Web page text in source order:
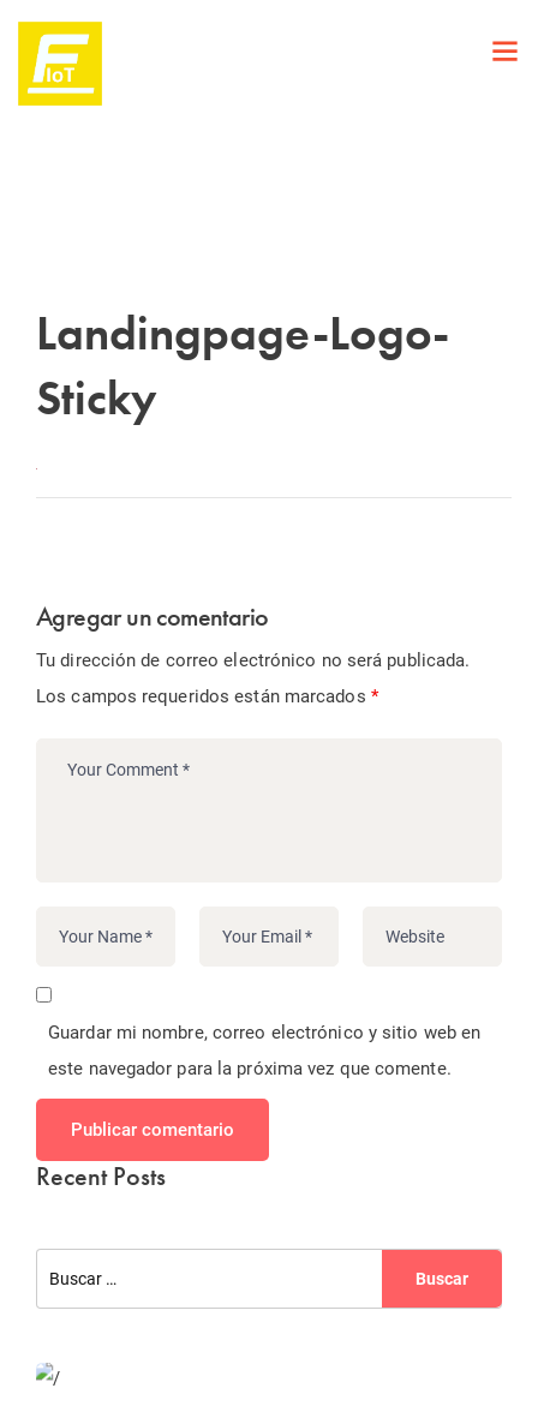
Landingpage-Logo-
Sticky
Agregar un comentario
Tu dirección de correo electrónico no será publicada.
Los campos requeridos están marcados *
Guardar mi nombre, correo electrónico y sitio web en
este navegador para la próxima vez que comente.
Publicar comentario
Recent Posts